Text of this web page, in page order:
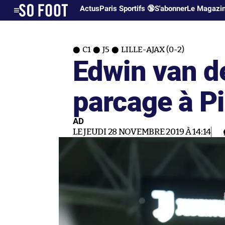
ActusParis Sportifs 🔞S'abonnerLe
C1 J5 LILLE-AJAX (0-2)
Edwin van
parcage à
AD
LE JEUDI 28 NOVEMBRE 2019 À 14:14